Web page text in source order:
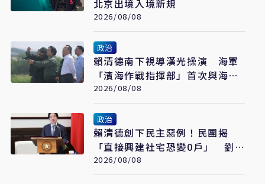
北京出境入境新規
2026/08/08
政治
賴清德南下視導漢光操演 海軍
「濱海作戰指揮部」首次與海巡
聯合操演
2026/08/08
政治
賴清德創下民主惡例！民團揭
「直接興建社宅恐變0戶」 劉
世芳駁：以偏概全
2026/08/08